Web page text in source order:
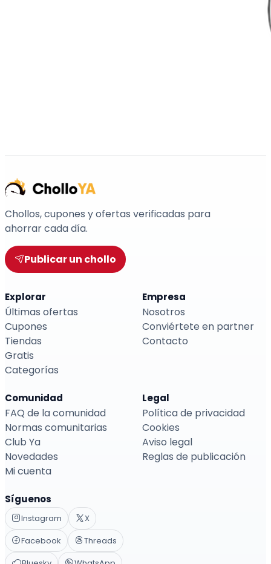
Chollos, cupones y ofertas verificadas para
ahorrar cada día.
Publicar un chollo
Explorar
Últimas ofertas
Cupones
Tiendas
Gratis
Categorías
Empresa
Nosotros
Conviértete en partner
Contacto
Comunidad
FAQ de la comunidad
Normas comunitarias
Club Ya
Novedades
Mi cuenta
Legal
Política de privacidad
Cookies
Aviso legal
Reglas de publicación
Síguenos
Instagram
X
Facebook
Threads